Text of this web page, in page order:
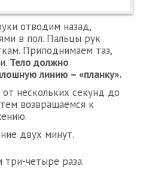
отводим назад,
в пол. Пальцы рук
Приподнимаем таз,
Тело должно
линию – «планку».
нескольких секунд до
возвращаемся к
двух минут.
четыре раза.